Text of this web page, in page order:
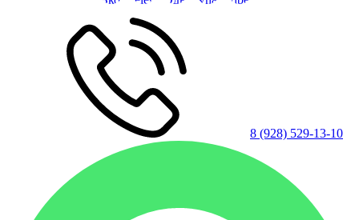
8 (928) 529-13-10